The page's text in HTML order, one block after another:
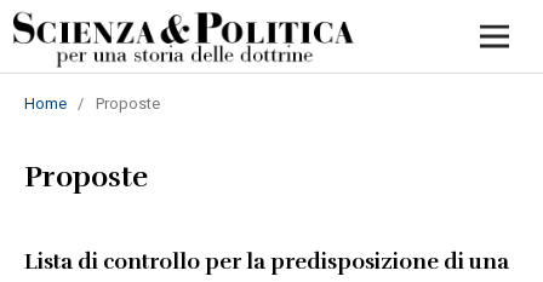
Home / Proposte
Proposte
Lista di controllo per la predisposizione di una